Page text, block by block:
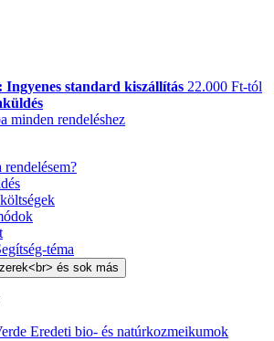
Ingyenes standard kiszállítás 22.000 Ft-tól
minden rendeléshez
téma
Eredeti bio- és natúrkozmeikumok